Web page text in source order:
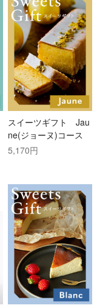
スイーツギフト Jau
ne(ジョーヌ)コース
5,170円